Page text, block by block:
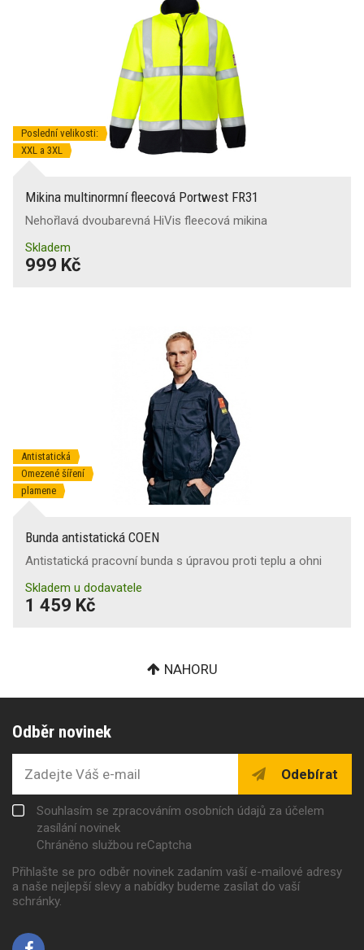
Poslední velikosti:
XXL a 3XL
Mikina multinormní fleecová Portwest FR31
Nehořlavá dvoubarevná HiVis fleecová mikina
Skladem
999 Kč
Antistatická
Omezené šíření
plamene
Bunda antistatická COEN
Antistatická pracovní bunda s úpravou proti teplu a ohni
Skladem u dodavatele
1 459 Kč
NAHORU
Odběr novinek
Odebírat
Souhlasím se zpracováním osobních údajů za účelem
zasílání novinek
Chráněno službou reCaptcha
Přihlašte se pro odběr novinek zadaním vaší e-mailové adresy
a naše nejlepší slevy a nabídky budeme zasílat do vaší
schránky.